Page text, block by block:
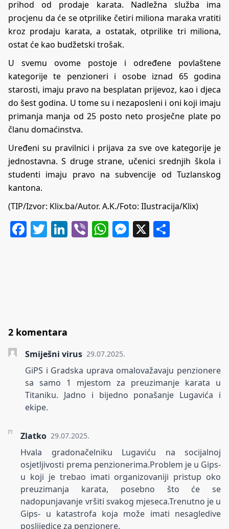
prihod od prodaje karata. Nadležna služba ima
procjenu da će se otprilike četiri miliona maraka vratiti
kroz prodaju karata, a ostatak, otprilike tri miliona,
ostat će kao budžetski trošak.
U svemu ovome postoje i određene povlaštene
kategorije te penzioneri i osobe iznad 65 godina
starosti, imaju pravo na besplatan prijevoz, kao i djeca
do šest godina. U tome su i nezaposleni i oni koji imaju
primanja manja od 25 posto neto prosječne plate po
članu domaćinstva.
Uređeni su pravilnici i prijava za sve ove kategorije je
jednostavna. S druge strane, učenici srednjih škola i
studenti imaju pravo na subvencije od Tuzlanskog
kantona.
(TIP/Izvor: Klix.ba/Autor. A.K./Foto: IIustracija/Klix)
Facebook
Twitter
LinkedIn
ViberWhatsApp
Messenger
X
2 komentara
Smiješni virus 29.07.2025.
GiPS i Gradska uprava omalovažavaju penzionere
sa samo 1 mjestom za preuzimanje karata u
Titaniku. Jadno i bijedno ponašanje Lugavića i
ekipe.
Zlatko 29.07.2025.
Hvala gradonačelniku Lugaviću na socijalnoj
osjetljivosti prema penzionerima.Problem je u Gips-
u koji je trebao imati organizovaniji pristup oko
preuzimanja karata, posebno što će se
nadopunjavanje vršiti svakog mjeseca.Trenutno je u
Gips- u katastrofa koja može imati nesagledive
poslijedice za penzionere.